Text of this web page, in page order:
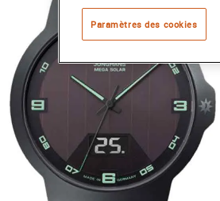
Paramètres des cookies